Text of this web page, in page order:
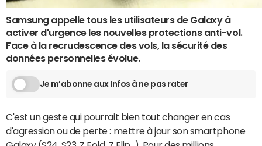
Samsung appelle tous les utilisateurs de Galaxy à
activer d'urgence les nouvelles protections anti-vol.
Face à la recrudescence des vols, la sécurité des
données personnelles évolue.
Je m’abonne aux Infos à ne pas rater
C'est un geste qui pourrait bien tout changer en cas
d'agression ou de perte : mettre à jour son smartphone